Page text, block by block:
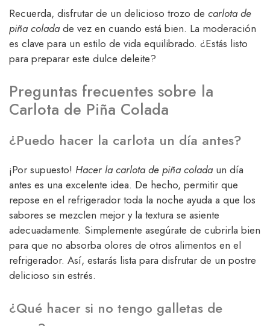
Recuerda, disfrutar de un delicioso trozo de carlota de
piña colada de vez en cuando está bien. La moderación
es clave para un estilo de vida equilibrado. ¿Estás listo
para preparar este dulce deleite?
Preguntas frecuentes sobre la
Carlota de Piña Colada
¿Puedo hacer la carlota un día antes?
¡Por supuesto! Hacer la carlota de piña colada un día
antes es una excelente idea. De hecho, permitir que
repose en el refrigerador toda la noche ayuda a que los
sabores se mezclen mejor y la textura se asiente
adecuadamente. Simplemente asegúrate de cubrirla bien
para que no absorba olores de otros alimentos en el
refrigerador. Así, estarás lista para disfrutar de un postre
delicioso sin estrés.
¿Qué hacer si no tengo galletas de